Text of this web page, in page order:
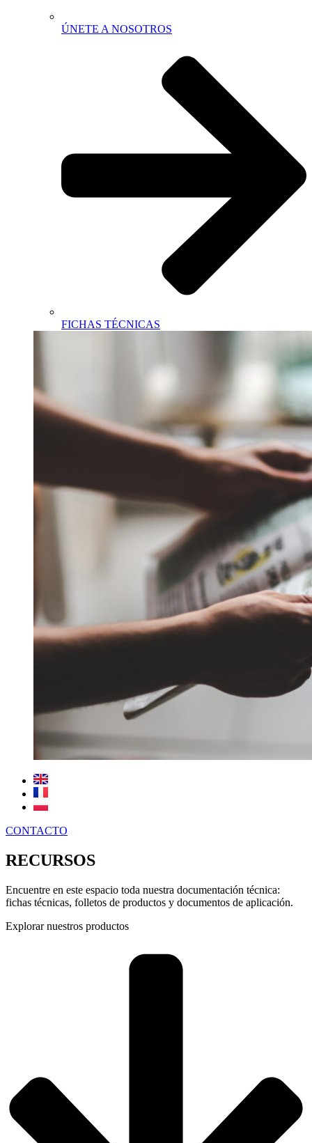
ÚNETE A NOSOTROS
FICHAS TÉCNICAS
CONTACTO
RECURSOS
Encuentre en este espacio toda nuestra documentación técnica:
fichas técnicas, folletos de productos y documentos de aplicación.
Explorar nuestros productos